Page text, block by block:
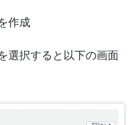
作成
選択すると以下の画面